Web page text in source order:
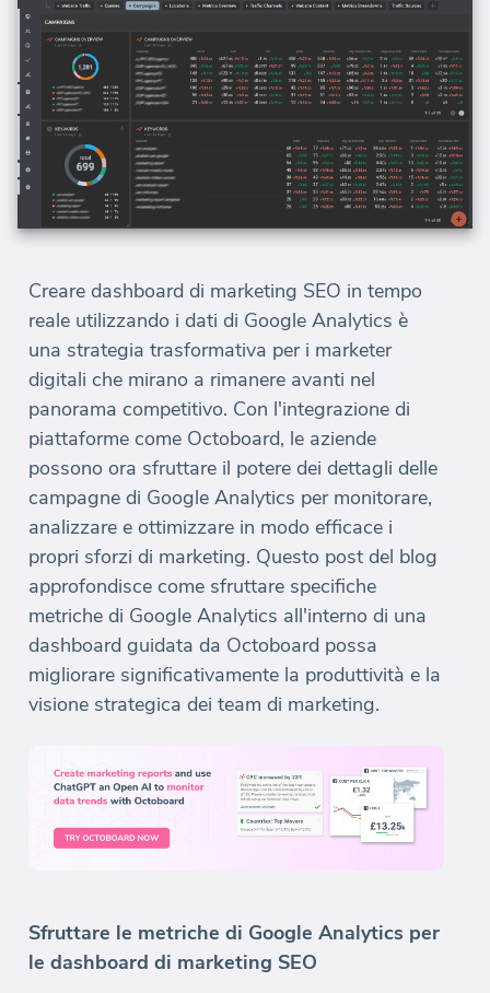
Creare dashboard di marketing SEO in tempo
reale utilizzando i dati di Google Analytics è
una strategia trasformativa per i marketer
digitali che mirano a rimanere avanti nel
panorama competitivo. Con l'integrazione di
piattaforme come Octoboard, le aziende
possono ora sfruttare il potere dei dettagli delle
campagne di Google Analytics per monitorare,
analizzare e ottimizzare in modo efficace i
propri sforzi di marketing. Questo post del blog
approfondisce come sfruttare specifiche
metriche di Google Analytics all'interno di una
dashboard guidata da Octoboard possa
migliorare significativamente la produttività e la
visione strategica dei team di marketing.
Sfruttare le metriche di Google Analytics per
le dashboard di marketing SEO